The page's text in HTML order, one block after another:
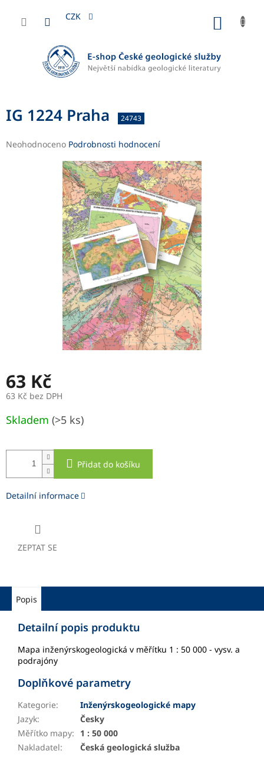
obsah
CZK
IG 1224 Praha 24743
Průměrné
Neohodnoceno Podrobnosti hodnocení
63 Kč
63 Kč bez DPH
cena:
Skladem (>5 ks)
Přidat do košíku
Detailní informace
ZEPTAT SE
Popis
Detailní popis produktu
Mapa inženýrskogeologická v měřítku 1 : 50 000 - vysv. a
podrajóny
Doplňkové parametry
Kategorie:
Inženýrskogeologické mapy
Jazyk:
Česky
Měřítko mapy:
1 : 50 000
Nakladatel: Česká geologická služba